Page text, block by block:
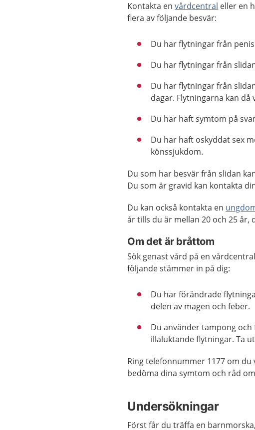
Kontakta envårdcentral eller en
flera av följande besvär:
Du har flytningar från
Du har flytningar från
Du har flytningar från
dagar. Flytningarna kan
Du har haft symtom på
Du har haft oskyddat sex
könssjukdom.
Du som har besvär från slidan
Du som är gravid kan kontakta
Du kan också kontakta en
år tills du är mellan 20 och 25
Om det är bråttom
Sök genast vård på en
följande stämmer in på dig:
Du har förändrade
delen av magen och feber.
Du använder tampong
illaluktande flytningar. Ta
Ring telefonnummer 1177 om
bedöma dina symtom och råd
Undersökningar
Först får du träffa en